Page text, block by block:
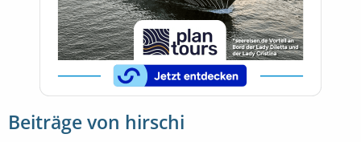
Beiträge von hirschi